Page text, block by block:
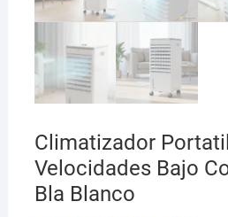
Climatizador
Velocidades Bajo
Bla Blanco